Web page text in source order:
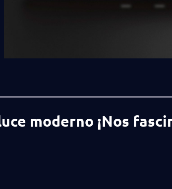
moderno ¡Nos